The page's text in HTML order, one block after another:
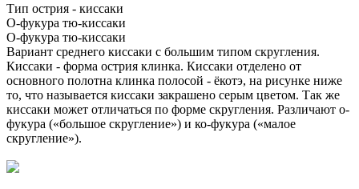
Тип острия - киссаки
О-фукура тю-киссаки
О-фукура тю-киссаки
Вариант среднего киссаки с большим типом скругления.
Киссаки - форма острия клинка. Киссаки отделено от
основного полотна клинка полосой - ёкотэ, на рисунке ниже
то, что называется киссаки закрашено серым цветом. Так же
киссаки может отличаться по форме скругления. Различают о-
фукура («большое скругление») и ко-фукура («малое
скругление»).